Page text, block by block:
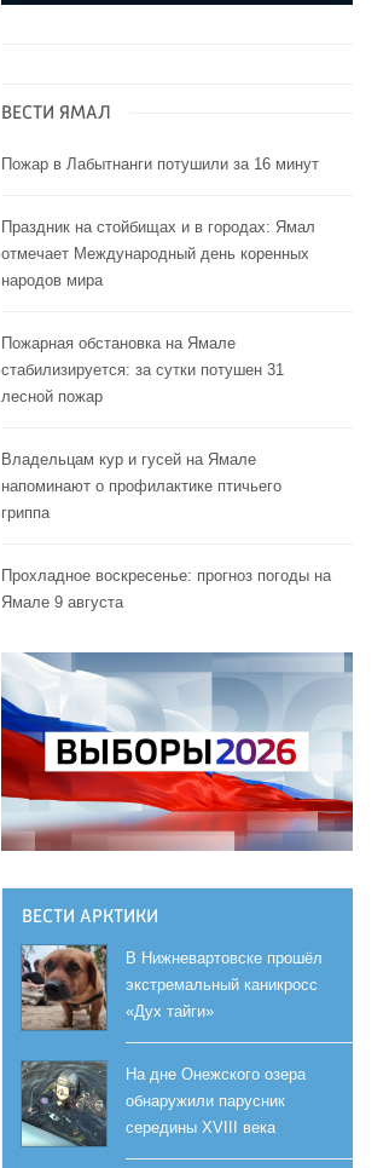
ВЕСТИ ЯМАЛ
Пожар в Лабытнанги потушили за 16 минут
Праздник на стойбищах и в городах: Ямал
отмечает Международный день коренных
народов мира
Пожарная обстановка на Ямале
стабилизируется: за сутки потушен 31
лесной пожар
Владельцам кур и гусей на Ямале
напоминают o профилактике птичьего
гриппа
Прохладное воскресенье: прогноз погоды на
Ямале 9 августа
ВЕСТИ АРКТИКИ
В Нижневартовске прошёл
экстремальный каникросс
«Дух тайги»
На дне Онежского озера
обнаружили парусник
середины XVIII века